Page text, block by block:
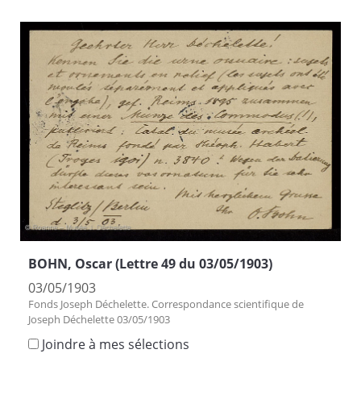
BOHN, Oscar (Lettre 49 du 03/05/1903)
03/05/1903
Fonds Joseph Déchelette. Correspondance scientifique de
Joseph Déchelette 03/05/1903
Joindre à mes sélections